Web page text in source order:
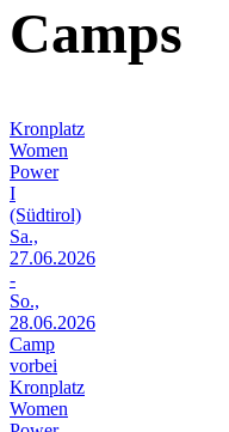
Camps
Kronplatz
Women
Power
I
(Südtirol)
Sa.,
27.06.2026
-
So.,
28.06.2026
Camp
vorbei
Kronplatz
Women